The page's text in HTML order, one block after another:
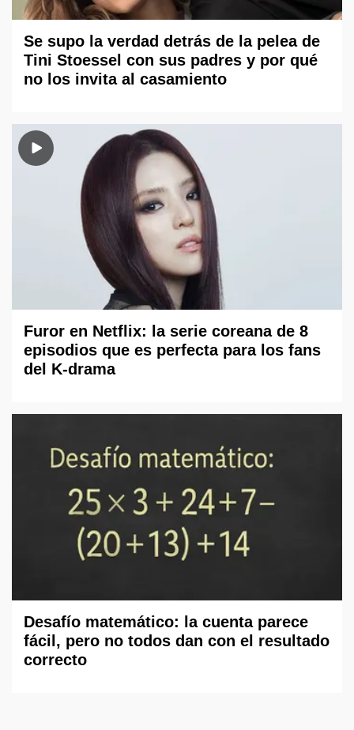
Se supo la verdad detrás de la pelea de
Tini Stoessel con sus padres y por qué
no los invita al casamiento
Furor en Netflix: la serie coreana de 8
episodios que es perfecta para los fans
del K-drama
Desafío matemático: la cuenta parece
fácil, pero no todos dan con el resultado
correcto